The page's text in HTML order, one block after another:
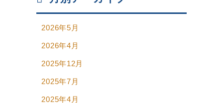
2026年5月
2026年4月
2025年12月
2025年7月
2025年4月